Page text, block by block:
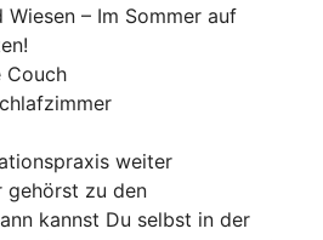
Wiesen – Im Sommer auf
Couch
weiter
zu den
kannst Du selbst in der